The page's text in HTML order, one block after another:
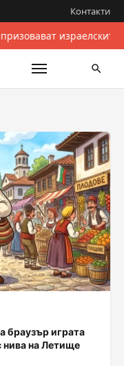
Контакти
израелските
браузър играта
нива на Летище